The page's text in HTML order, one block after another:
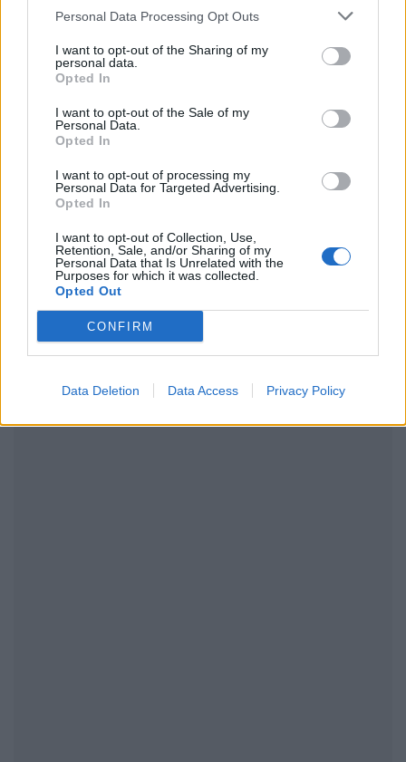
Personal Data Processing Opt Outs
I want to opt-out of the Sharing of my
personal data.
Opted In
I want to opt-out of the Sale of my
Personal Data.
Opted In
I want to opt-out of processing my
Personal Data for Targeted Advertising.
Opted In
I want to opt-out of Collection, Use,
Retention, Sale, and/or Sharing of my
Personal Data that Is Unrelated with the
Purposes for which it was collected.
Opted Out
CONFIRM
Data Deletion Data Access Privacy Policy
Ακολουθήστε το Pink.gr στοGoogle Newsκαι
μάθετε πρώτοι
Ακολουθήστε το Pink.gr και στοInstagram